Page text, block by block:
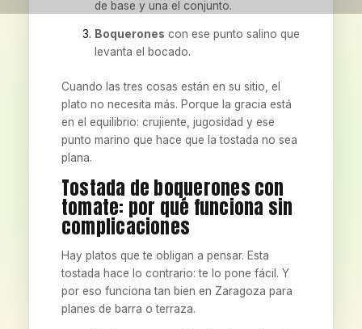
de base y una el conjunto.
Boquerones con ese punto salino que
levanta el bocado.
Cuando las tres cosas están en su sitio, el
plato no necesita más. Porque la gracia está
en el equilibrio: crujiente, jugosidad y ese
punto marino que hace que la tostada no sea
plana.
Tostada de boquerones con
tomate: por qué funciona sin
complicaciones
Hay platos que te obligan a pensar. Esta
tostada hace lo contrario: te lo pone fácil. Y
por eso funciona tan bien en Zaragoza para
planes de barra o terraza.